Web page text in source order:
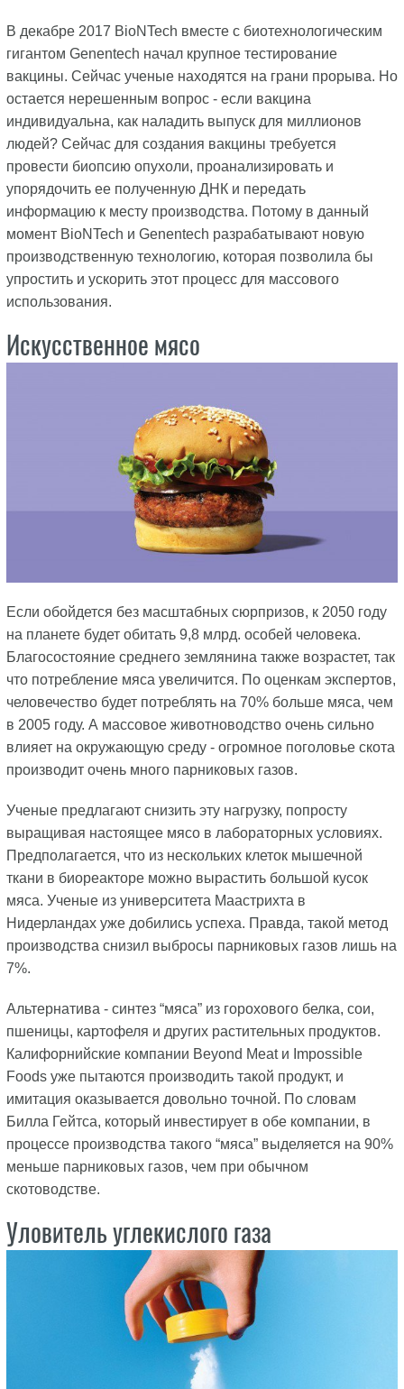
В декабре 2017 BioNTech вместе с биотехнологическим
гигантом Genentech начал крупное тестирование
вакцины. Сейчас ученые находятся на грани прорыва. Но
остается нерешенным вопрос - если вакцина
индивидуальна, как наладить выпуск для миллионов
людей? Сейчас для создания вакцины требуется
провести биопсию опухоли, проанализировать и
упорядочить ее полученную ДНК и передать
информацию к месту производства. Потому в данный
момент BioNTech и Genentech разрабатывают новую
производственную технологию, которая позволила бы
упростить и ускорить этот процесс для массового
использования.
Искусственное мясо
Если обойдется без масштабных сюрпризов, к 2050 году
на планете будет обитать 9,8 млрд. особей человека.
Благосостояние среднего землянина также возрастет, так
что потребление мяса увеличится. По оценкам экспертов,
человечество будет потреблять на 70% больше мяса, чем
в 2005 году. А массовое животноводство очень сильно
влияет на окружающую среду - огромное поголовье скота
производит очень много парниковых газов.
Ученые предлагают снизить эту нагрузку, попросту
выращивая настоящее мясо в лабораторных условиях.
Предполагается, что из нескольких клеток мышечной
ткани в биореакторе можно вырастить большой кусок
мяса. Ученые из университета Маастрихта в
Нидерландах уже добились успеха. Правда, такой метод
производства снизил выбросы парниковых газов лишь на
7%.
Альтернатива - синтез “мяса” из горохового белка, сои,
пшеницы, картофеля и других растительных продуктов.
Калифорнийские компании Beyond Meat и Impossible
Foods уже пытаются производить такой продукт, и
имитация оказывается довольно точной. По словам
Билла Гейтса, который инвестирует в обе компании, в
процессе производства такого “мяса” выделяется на 90%
меньше парниковых газов, чем при обычном
скотоводстве.
Уловитель углекислого газа